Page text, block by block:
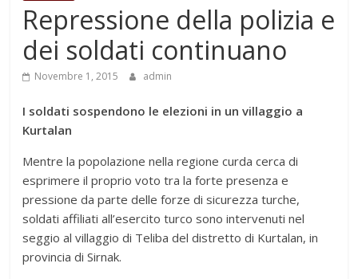
Repressione della polizia e
dei soldati continuano
Novembre 1, 2015 admin
I soldati sospendono le elezioni in un villaggio a
Kurtalan
Mentre la popolazione nella regione curda cerca di
esprimere il proprio voto tra la forte presenza e
pressione da parte delle forze di sicurezza turche,
soldati affiliati all’esercito turco sono intervenuti nel
seggio al villaggio di Teliba del distretto di Kurtalan, in
provincia di Sirnak.